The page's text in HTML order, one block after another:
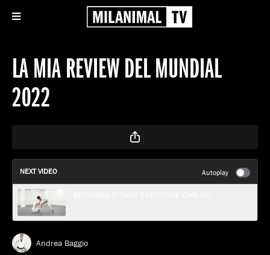
LA MIA REVIEW DEL MUNDIAL
2022
NEXT VIDEO Autoplay
Andrea Baggio